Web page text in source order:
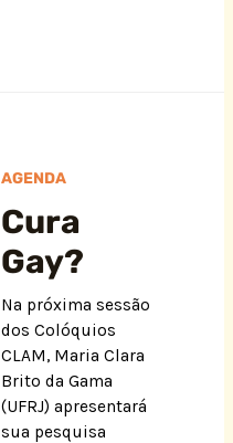
AGENDA
Cura
Gay?
Na próxima sessão
dos Colóquios
CLAM, Maria Clara
Brito da Gama
(UFRJ) apresentará
sua pesquisa